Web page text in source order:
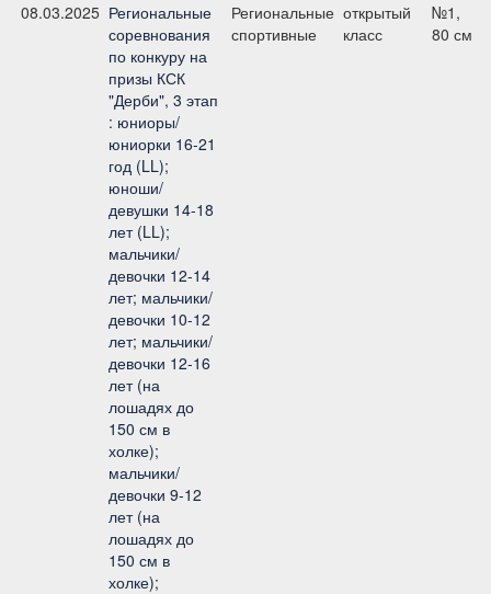
08.03.2025 Региональные
соревнования
по конкуру на
призы КСК
"Дерби", 3 этап
: юниоры/
юниорки 16-21
год (LL);
юноши/
девушки 14-18
лет (LL);
мальчики/
девочки 12-14
лет; мальчики/
девочки 10-12
лет; мальчики/
девочки 12-16
лет (на
лошадях до
150 см в
холке);
мальчики/
девочки 9-12
лет (на
лошадях до
150 см в
холке);
Региональные
спортивные
открытый
класс
№1,
80 см